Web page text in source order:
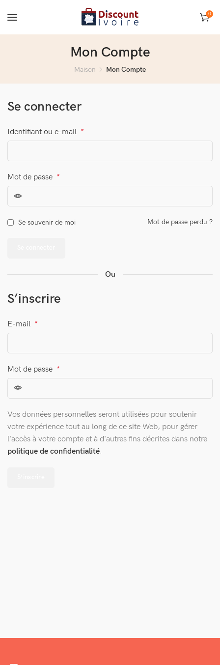
0
Mon Compte
Maison Mon Compte
Se connecter
Identifiant ou e-mail *
Mot de passe *
Se souvenir de moi Mot de passe perdu ?
Ou
S’inscrire
E-mail *
Mot de passe *
Vos données personnelles seront utilisées pour soutenir
votre expérience tout au long de ce site Web, pour gérer
l'accès à votre compte et à d'autres fins décrites dans notre
politique de confidentialité.